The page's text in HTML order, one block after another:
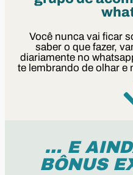
Você nunca vai ficar
saber o que fazer,
diariamente no
te lembrando de olhar e
… E
BÔNUS